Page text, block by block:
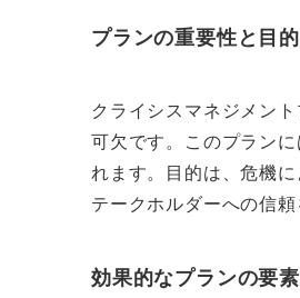
プランの重要性と目的
クライシスマネジメン
可欠です。このプラン
れます。目的は、危機
テークホルダーへの信
効果的なプランの要素